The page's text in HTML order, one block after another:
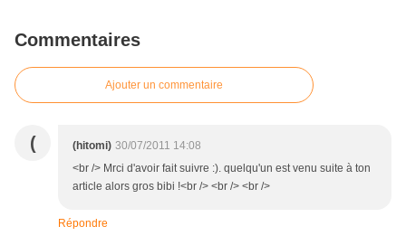
Commentaires
Ajouter un commentaire
( (hitomi) 30/07/2011 14:08
<br /> Mrci d'avoir fait suivre :). quelqu'un est venu suite à ton
article alors gros bibi !<br /> <br /> <br />
Répondre